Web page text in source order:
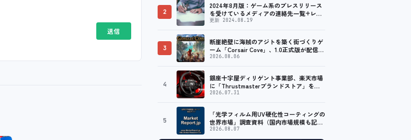
2
2024年8月版：ゲーム系のプレスリリース
を受けているメディアの連絡先一覧+レビ
ュー依頼先一覧
更新 2024.08.19
3
断崖絶壁に海賊のアジトを築く街づくりゲ
ーム「Corsair Cove」、1.0正式版が配信開
始！
2026.08.06
4
銀座十字屋ディリゲント事業部、楽天市場
に「Thrustmasterブランドストア」をオ
ープン。記念キャンペーンでポイントアッ
2026.07.31
5
「光学フィルム用UV硬化性コーティングの
世界市場」調査資料（国内市場規模も記
載）を発行、年平均3.7%で成長する見込み
2026.08.07